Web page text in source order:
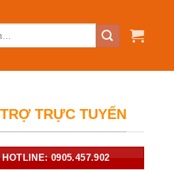
TRỰC TUYẾN
HOTLINE: 0905.457.902